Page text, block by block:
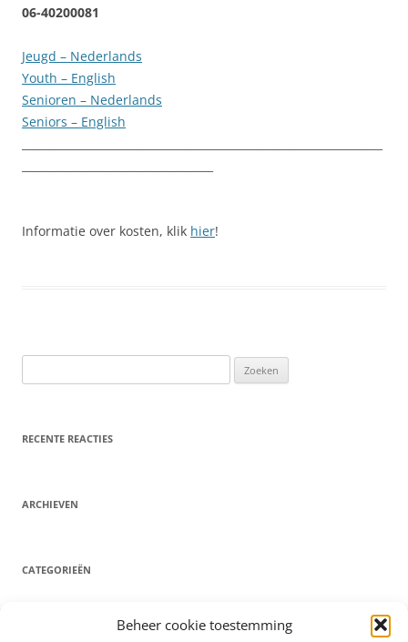
Beheer cookie toestemming
06-40200081
Jeugd – Nederlands
Youth – English
Senioren – Nederlands
Seniors – English
Informatie over kosten, klik hier!
naar:
RECENTE REACTIES
ARCHIEVEN
CATEGORIEËN